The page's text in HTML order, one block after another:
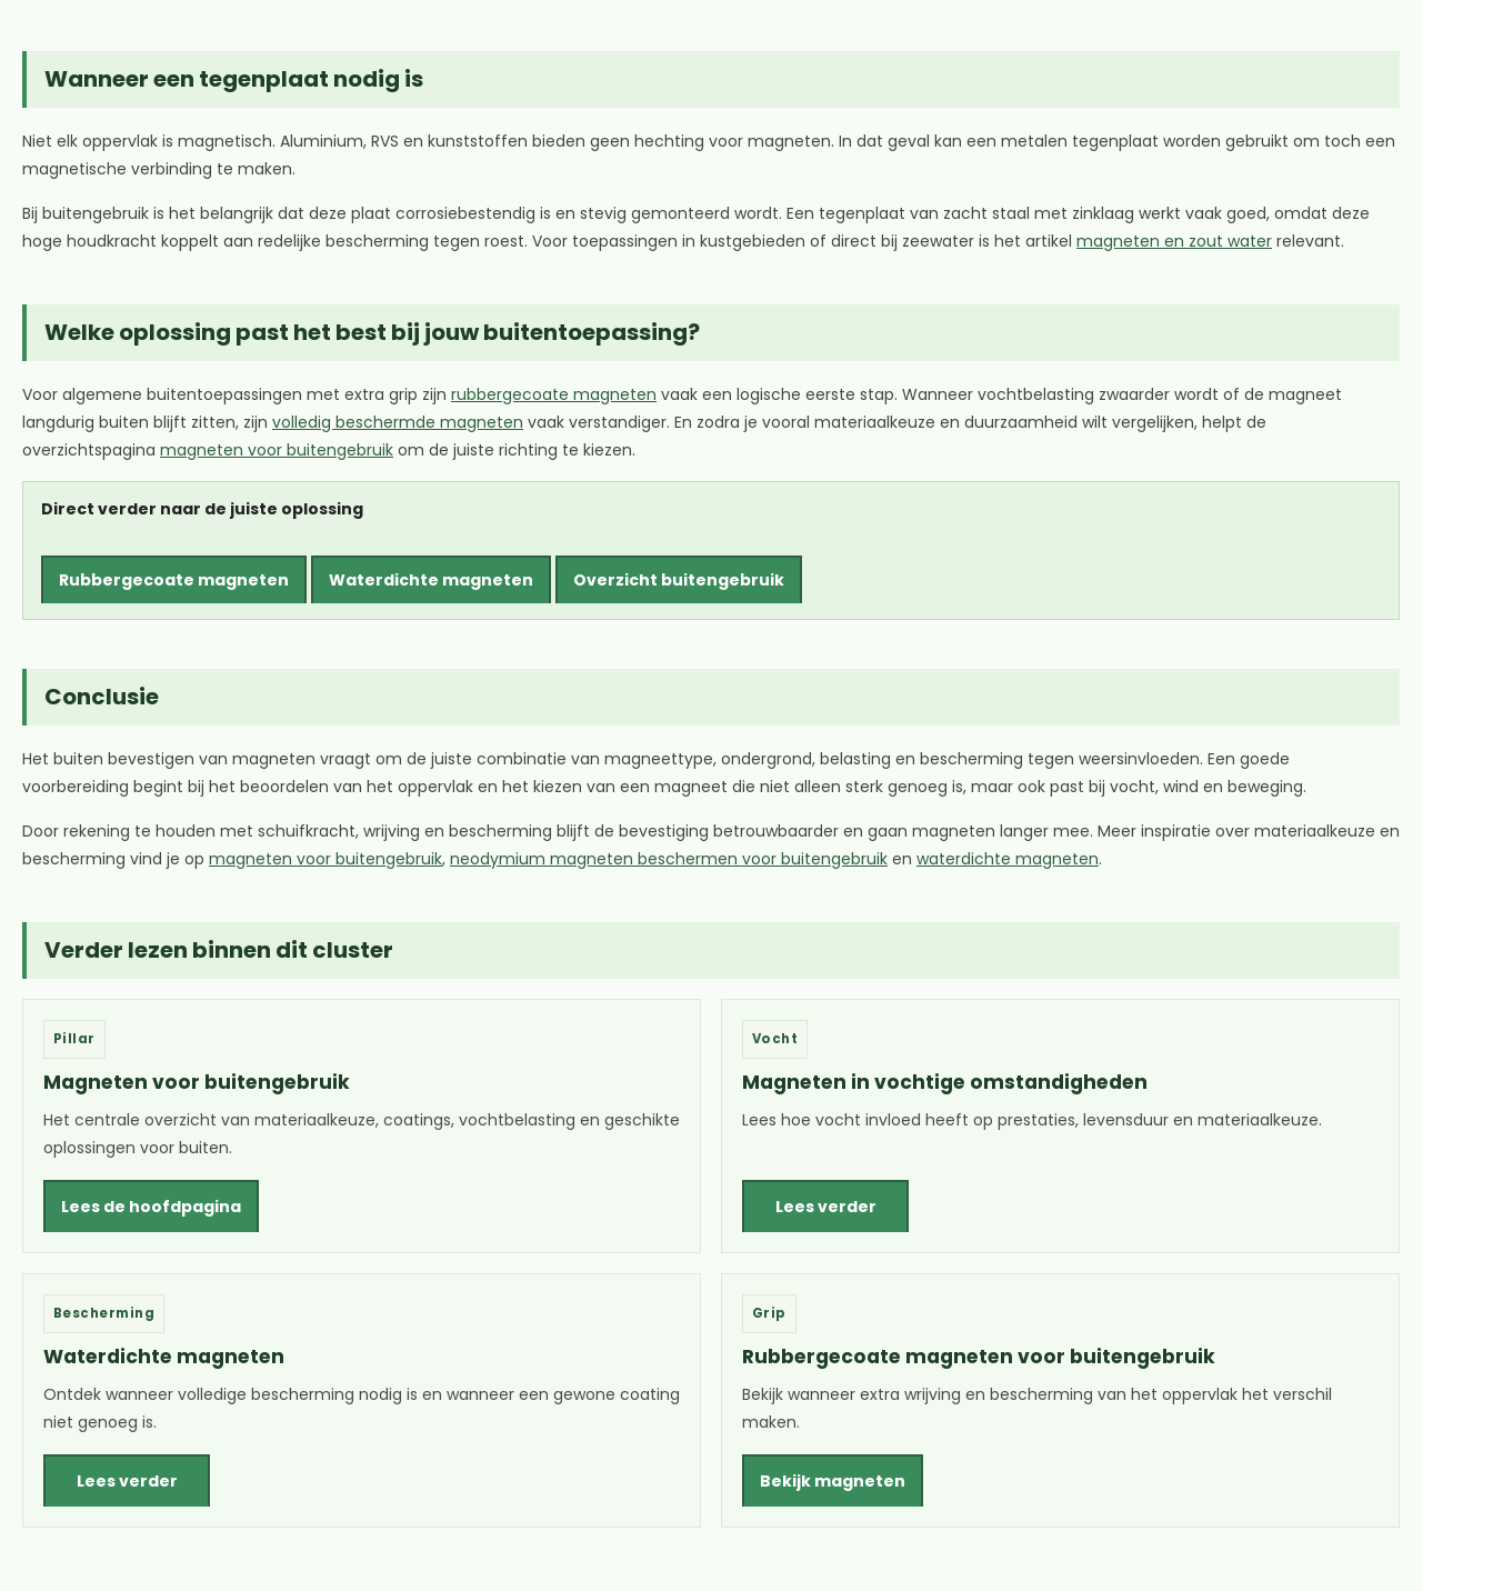
Wanneer een tegenplaat nodig is
Niet elk oppervlak is magnetisch. Aluminium, RVS en kunststoffen bieden geen hechting voor magneten. In dat geval kan een metalen tegenplaat worden gebruikt om toch een
magnetische verbinding te maken.
Bij buitengebruik is het belangrijk dat deze plaat corrosiebestendig is en stevig gemonteerd wordt. Een tegenplaat van zacht staal met zinklaag werkt vaak goed, omdat deze
hoge houdkracht koppelt aan redelijke bescherming tegen roest. Voor toepassingen in kustgebieden of direct bij zeewater is het artikel magneten en zout water relevant.
Welke oplossing past het best bij jouw buitentoepassing?
Voor algemene buitentoepassingen met extra grip zijn rubbergecoate magneten vaak een logische eerste stap. Wanneer vochtbelasting zwaarder wordt of de magneet
langdurig buiten blijft zitten, zijn volledig beschermde magneten vaak verstandiger. En zodra je vooral materiaalkeuze en duurzaamheid wilt vergelijken, helpt de
overzichtspagina magneten voor buitengebruik om de juiste richting te kiezen.
Direct verder naar de juiste oplossing
Rubbergecoate magneten Waterdichte magneten Overzicht buitengebruik
Conclusie
Het buiten bevestigen van magneten vraagt om de juiste combinatie van magneettype, ondergrond, belasting en bescherming tegen weersinvloeden. Een goede
voorbereiding begint bij het beoordelen van het oppervlak en het kiezen van een magneet die niet alleen sterk genoeg is, maar ook past bij vocht, wind en beweging.
Door rekening te houden met schuifkracht, wrijving en bescherming blijft de bevestiging betrouwbaarder en gaan magneten langer mee. Meer inspiratie over materiaalkeuze en
bescherming vind je op magneten voor buitengebruik, neodymium magneten beschermen voor buitengebruik en waterdichte magneten.
Verder lezen binnen dit cluster
Pillar
Magneten voor buitengebruik
Het centrale overzicht van materiaalkeuze, coatings, vochtbelasting en geschikte
oplossingen voor buiten.
Lees de hoofdpagina
Vocht
Magneten in vochtige omstandigheden
Lees hoe vocht invloed heeft op prestaties, levensduur en materiaalkeuze.
Lees verder
Bescherming
Waterdichte magneten
Ontdek wanneer volledige bescherming nodig is en wanneer een gewone coating
niet genoeg is.
Lees verder
Grip
Rubbergecoate magneten voor buitengebruik
Bekijk wanneer extra wrijving en bescherming van het oppervlak het verschil
maken.
Bekijk magneten